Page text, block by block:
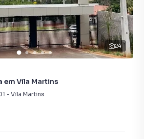
24
em Vila Martins
- Vila Martins